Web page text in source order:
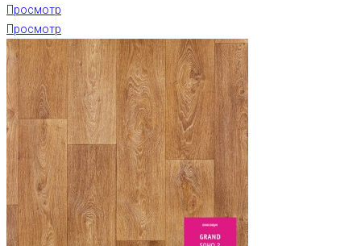
Просмотр
Просмотр